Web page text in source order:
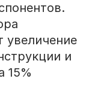
увеличение
и
15%